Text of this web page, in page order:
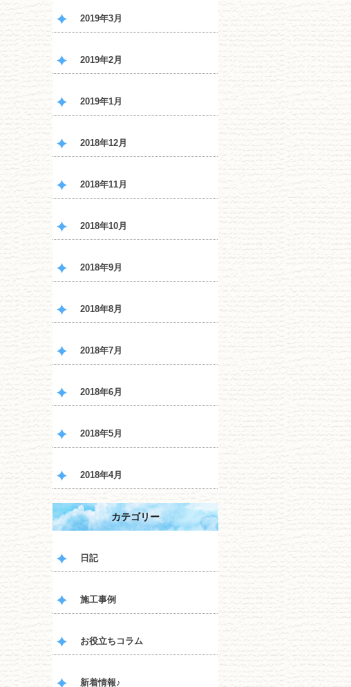
2019年3月
2019年2月
2019年1月
2018年12月
2018年11月
2018年10月
2018年9月
2018年8月
2018年7月
2018年6月
2018年5月
2018年4月
カテゴリー
日記
施工事例
お役立ちコラム
新着情報♪